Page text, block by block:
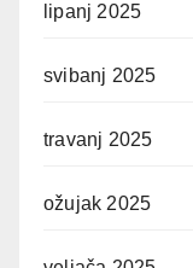
lipanj 2025
svibanj 2025
travanj 2025
ožujak 2025